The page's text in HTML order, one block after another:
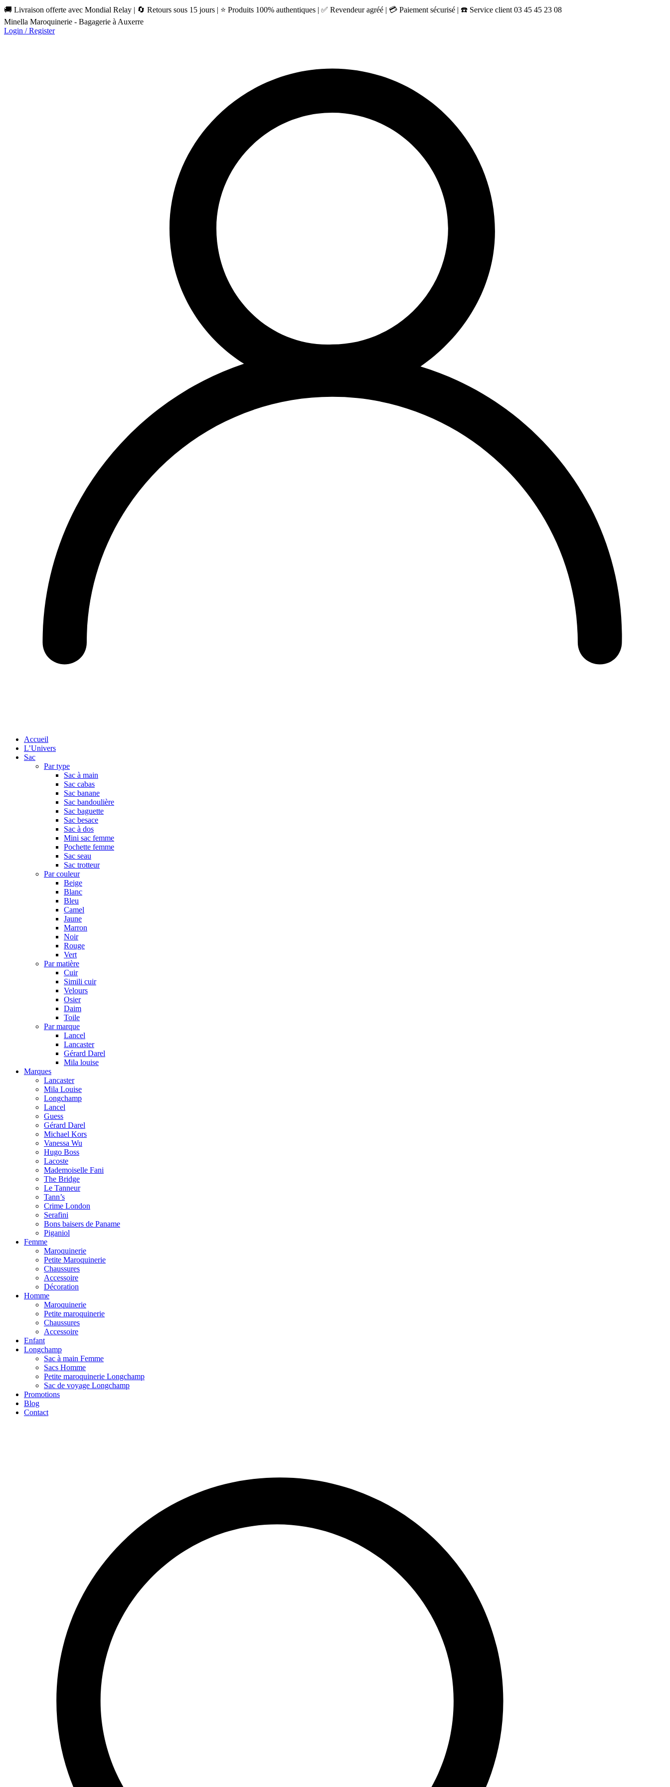
🚚 Livraison offerte avec Mondial Relay | 🔄 Retours sous 15 jours | ⭐ Produits 100% authentiques | ✅ Revendeur agréé | 💳 Paiement sécurisé | ☎️ Service client 03 45 45 23 08
Minella Maroquinerie - Bagagerie à Auxerre
Login / Register
Accueil
L’Univers
Sac
Par type
Sac à main
Sac cabas
Sac banane
Sac bandoulière
Sac baguette
Sac besace
Sac à dos
Mini sac femme
Pochette femme
Sac seau
Sac trotteur
Par couleur
Beige
Blanc
Bleu
Camel
Jaune
Marron
Noir
Rouge
Vert
Par matière
Cuir
Simili cuir
Velours
Osier
Daim
Toile
Par marque
Lancel
Lancaster
Gérard Darel
Mila louise
Marques
Lancaster
Mila Louise
Longchamp
Lancel
Guess
Gérard Darel
Michael Kors
Vanessa Wu
Hugo Boss
Lacoste
Mademoiselle Fani
The Bridge
Le Tanneur
Tann’s
Crime London
Serafini
Bons baisers de Paname
Piganiol
Femme
Maroquinerie
Petite Maroquinerie
Chaussures
Accessoire
Décoration
Homme
Maroquinerie
Petite maroquinerie
Chaussures
Accessoire
Enfant
Longchamp
Sac à main Femme
Sacs Homme
Petite maroquinerie Longchamp
Sac de voyage Longchamp
Promotions
Blog
Contact